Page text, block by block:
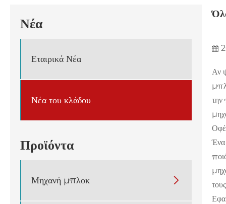
Νέα
Εταιρικά Νέα
Νέα του κλάδου
Προϊόντα
Μηχανή μπλοκ 
Αν
την
Ένα